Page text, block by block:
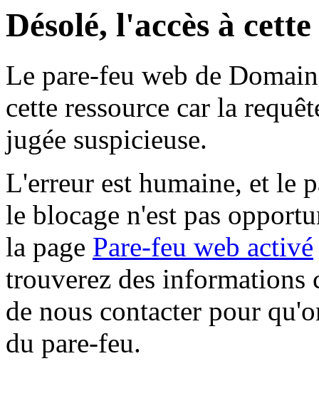
Désolé, l'accès à
Le pare-feu web de
cette ressource car la
jugée suspicieuse.
L'erreur est humaine, et le
le blocage n'est pas
la page Pare-feu web activé
trouverez des informations
de nous contacter pour
du pare-feu.